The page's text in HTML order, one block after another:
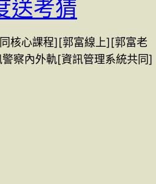
送考猜
核心課程][郭富線上][郭富老
察內外軌[資訊管理系統共同]